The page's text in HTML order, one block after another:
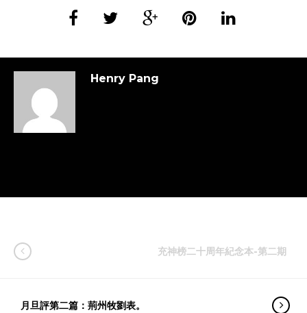
Henry Pang
充神榜二十周年紀念本-第二期
月旦評第二篇：荊州牧劉表。